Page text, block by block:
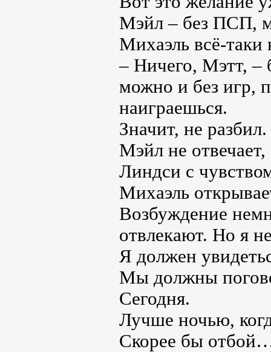
Мэйл – без ПСП,
Михаэль всё-таки
– Ничего, Мэтт, –
можно и без игр,
наиграешься.
Значит, не
Мэйл не отвечает,
Линдси с
Михаэль
Возбуждение
отвлекают. Но я
Я должен
Мы должны
Сегодня.
Лучше ночью,
Скорее бы